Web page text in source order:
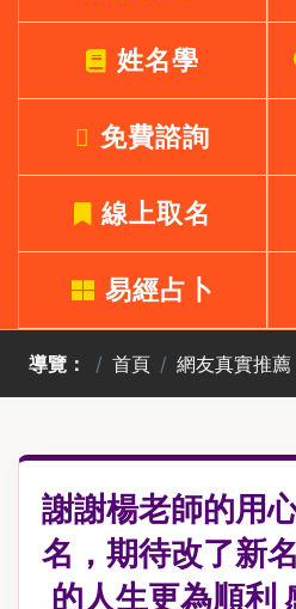
姓名學
免費諮詢
線上取名
易經占卜
導覽： 首頁 網友真實推薦
謝謝楊老師的用
名，期待改了新
的人生更為順利